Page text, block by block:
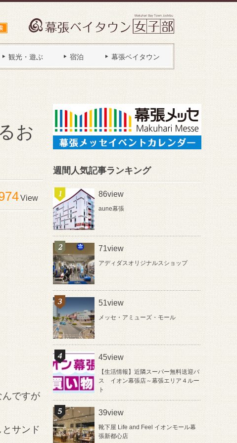
観光・遊ぶ 宿泊 幕張ベイタウン
お
View
ですが
サンド
週間人気記事ランキング
86view
aune幕張
71view
アディダスオリジナルスショップ
51view
メッセ・アミューズ・モール
45view
【生活情報】近隣スーパー無料送迎バ
ス イオン幕張店～幕張エリア４ルー
ト
39view
靴下屋 Life and Feel イオンモール幕
張新都心店